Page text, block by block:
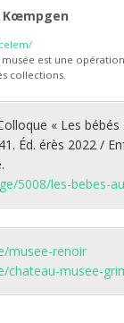
Kœmpgen
musée est une
collections.
« Les
Éd. érès 2022 /
5008/les-bebes-
musee-renoir
chateau-musee-